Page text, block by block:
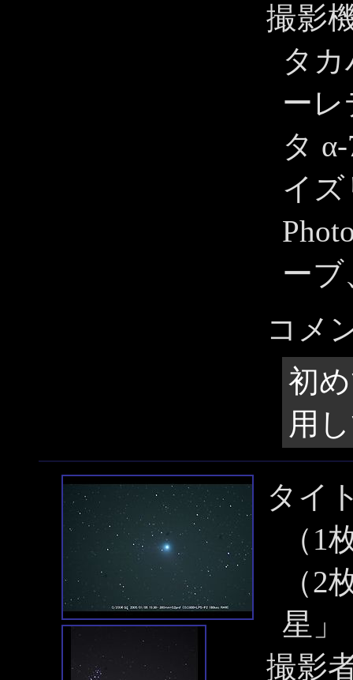
撮影
タ
ー
タ
イ
ー
コメ
初
用
タイ
（1
（2
星」
撮影